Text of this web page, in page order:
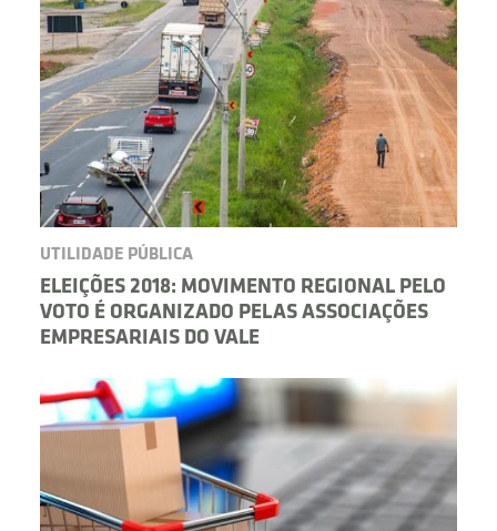
UTILIDADE PÚBLICA
ELEIÇÕES 2018: MOVIMENTO REGIONAL PELO
VOTO É ORGANIZADO PELAS ASSOCIAÇÕES
EMPRESARIAIS DO VALE